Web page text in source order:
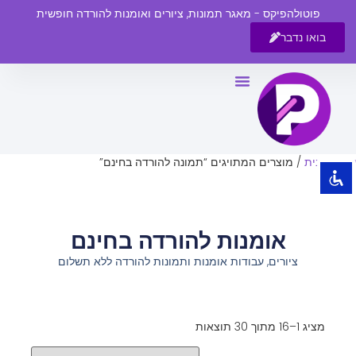
visibility_off השבת את ההבזקים
title סמן כותרות
צבע רקע
zoom_out
הקטנת גופן
הגדלת גופן
ניגודיות בהירה
פוטולהפיקס - מאגר תמונות, ציורים ואומנות להורדה חופשית
בואו נדבר
עמוד הבית / מוצרים המתויגים “תמונה להורדה בחינם”
אומנות להורדה בחינם
ציורים, עבודות אומנות ותמונות להורדה ללא תשלום
מציג 1–16 מתוך 30 תוצאות